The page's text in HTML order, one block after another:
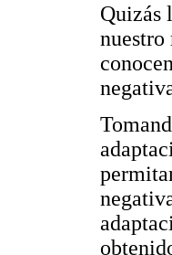
Quizás
nuestro